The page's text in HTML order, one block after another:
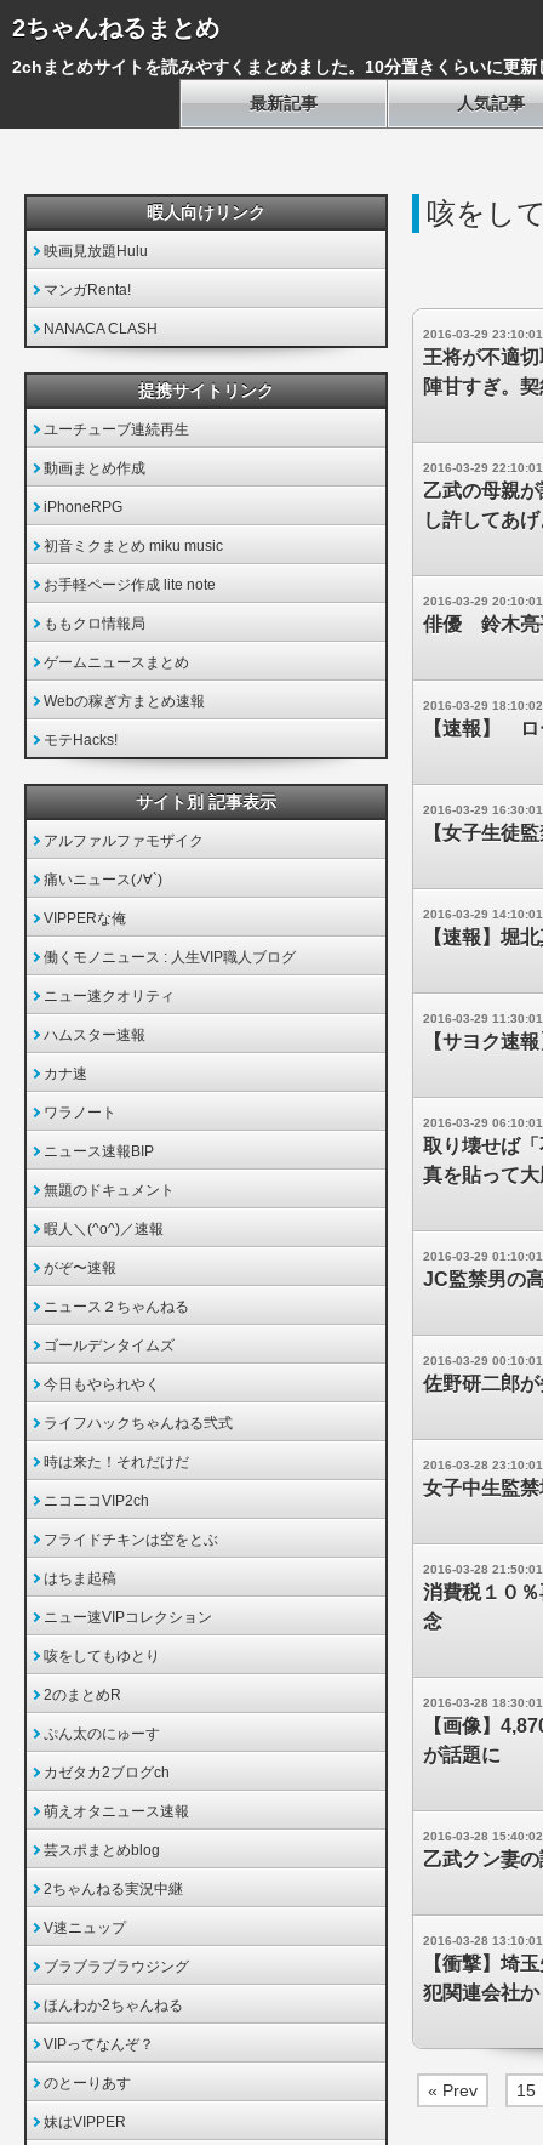
2ちゃんねるまとめ
2chまとめサイトを読みやすくまとめました。10分置きくらいに更新
最新記事
人気記事
咳をし
2016-03-29 23:10:01
王将が不適
陣甘すぎ。
2016-03-29 22:10:01
乙武の母親
し許してあ
2016-03-29 20:10:01
俳優 鈴木亮
2016-03-29 18:10:02
【速報】 ロ
2016-03-29 16:30:01
【女子生徒
2016-03-29 14:10:01
【速報】堀
2016-03-29 11:30:01
【サヨク速
2016-03-29 06:10:01
取り壊せば
真を貼って大
2016-03-29 01:10:01
JC監禁男の
2016-03-29 00:10:01
佐野研二郎が
2016-03-28 23:10:01
女子中生監
2016-03-28 21:50:01
消費税１０
念
2016-03-28 18:30:01
【画像】
が話題に
2016-03-28 15:40:02
乙武クン妻
2016-03-28 13:10:01
【衝撃】埼
犯関連会社か
« Prev 15
暇人向けリンク
映画見放題Hulu
マンガRenta!
NANACA CLASH
提携サイトリンク
ユーチューブ連続再生
動画まとめ作成
iPhoneRPG
初音ミクまとめ miku music
お手軽ページ作成 lite note
ももクロ情報局
ゲームニュースまとめ
Webの稼ぎ方まとめ速報
モテHacks!
サイト別 記事表示
アルファルファモザイク
痛いニュース(ﾉ∀`)
VIPPERな俺
働くモノニュース : 人生VIP職人ブログ
ニュー速クオリティ
ハムスター速報
カナ速
ワラノート
ニュース速報BIP
無題のドキュメント
暇人＼(^o^)／速報
がぞ〜速報
ニュース２ちゃんねる
ゴールデンタイムズ
今日もやられやく
ライフハックちゃんねる弐式
時は来た！それだけだ
ニコニコVIP2ch
フライドチキンは空をとぶ
はちま起稿
ニュー速VIPコレクション
咳をしてもゆとり
2のまとめR
ぷん太のにゅーす
カゼタカ2ブログch
萌えオタニュース速報
芸スポまとめblog
2ちゃんねる実況中継
V速ニュップ
ブラブラブラウジング
ほんわか2ちゃんねる
VIPってなんぞ？
のとーりあす
妹はVIPPER